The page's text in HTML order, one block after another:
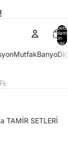
toplam
ürün
sayısı:
MutfakBanyo
SETLERİ